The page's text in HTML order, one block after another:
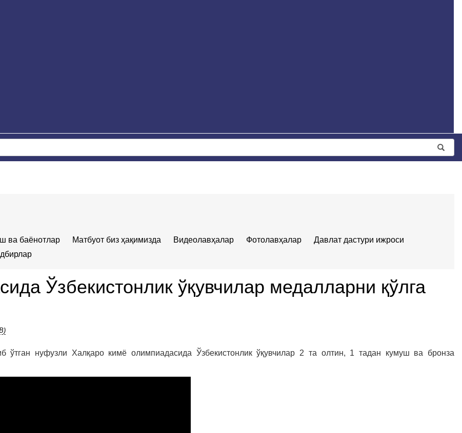
ва баёнотлар Матбуот биз ҳақимизда Видеолавҳалар Фотолавҳалар
Давлат дастури ижроси
Ўзбекистонлик ўқувчилар медалларни қўлга
нуфузли Халқаро кимё олимпиадасида Ўзбекистонлик ўқувчилар 2 та олтин, 1 тадан кумуш ва бронза